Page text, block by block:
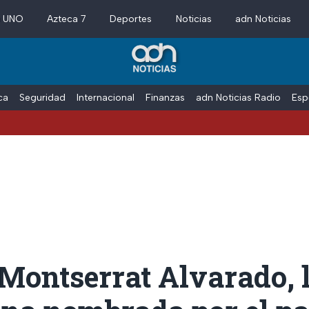
Azteca 7 Deportes Noticias adn Noticias
Seguridad Internacional Finanzas adn Noticias Radio
Alvarado,